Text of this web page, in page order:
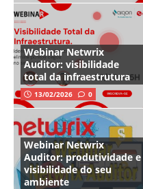
Webinar Netwrix
Auditor: visibilidade
total da infraestrutura
13/02/2026 0
Webinar Netwrix
Auditor: produtividade e
visibilidade do seu
ambiente